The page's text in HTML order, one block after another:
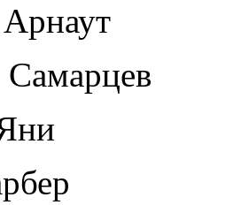
Самарцев